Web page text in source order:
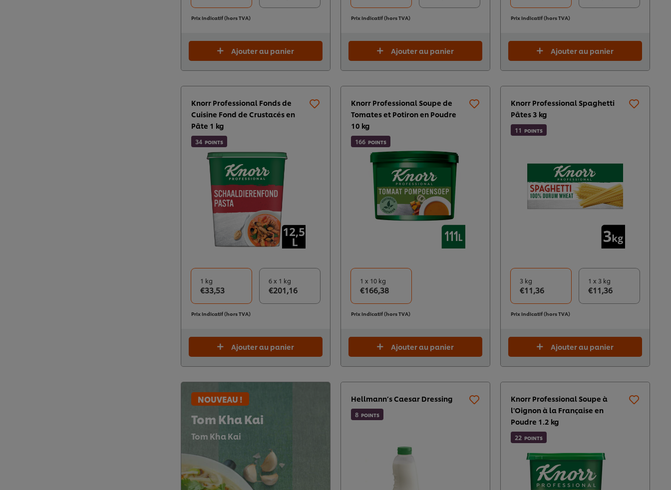
Prix indicatif (hors TVA)
Ajouter au panier
Prix indicatif (hors TVA)
Ajouter au panier
Prix indicatif (hors TVA)
Ajouter au panier
Knorr Professional Fonds de
Cuisine Fond de Crustacés en
Pâte 1 kg
34 POINTS
1 kg
€33,53
6 x 1 kg
€201,16
Prix indicatif (hors TVA)
Ajouter au panier
Knorr Professional Soupe de
Tomates et Potiron en Poudre
10 kg​
166 POINTS
1 x 10 kg
€166,38
Prix indicatif (hors TVA)
Ajouter au panier
Knorr Professional Spaghetti
Pâtes 3 kg
11 POINTS
3 kg
€11,36
1 x 3 kg
€11,36
Prix indicatif (hors TVA)
Ajouter au panier
NOUVEAU !
Tom Kha Kai
Tom Kha Kai
Hellmann’s Caesar Dressing
8 POINTS
Knorr Professional Soupe à
l'Oignon à la Française en
Poudre 1.2 kg​
22 POINTS